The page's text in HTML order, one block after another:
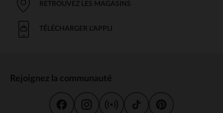
RETROUVEZ LES MAGASINS
TÉLÉCHARGER L'APPLI
Rejoignez la communauté